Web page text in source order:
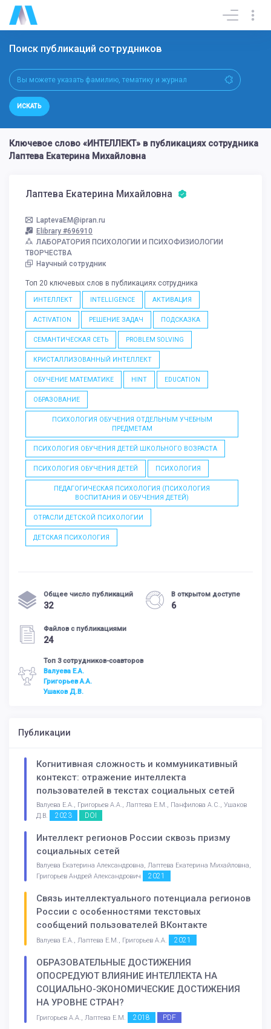
Поиск публикаций сотрудников
ИСКАТЬ
Ключевое слово «ИНТЕЛЛЕКТ» в публикациях сотрудника
Лаптева Екатерина Михайловна
Лаптева Екатерина Михайловна
LaptevaEM@ipran.ru
Elibrary #696910
ЛАБОРАТОРИЯ ПСИХОЛОГИИ И ПСИХОФИЗИОЛОГИИ
ТВОРЧЕСТВА
Научный сотрудник
Топ 20 ключевых слов в публикациях сотрудника
ИНТЕЛЛЕКТ INTELLIGENCE АКТИВАЦИЯ
ACTIVATION РЕШЕНИЕ ЗАДАЧ ПОДСКАЗКА
СЕМАНТИЧЕСКАЯ СЕТЬ PROBLEM SOLVING
КРИСТАЛЛИЗОВАННЫЙ ИНТЕЛЛЕКТ
ОБУЧЕНИЕ МАТЕМАТИКЕ HINT EDUCATION
ОБРАЗОВАНИЕ
ПСИХОЛОГИЯ ОБУЧЕНИЯ ОТДЕЛЬНЫМ УЧЕБНЫМ
ПРЕДМЕТАМ
ПСИХОЛОГИЯ ОБУЧЕНИЯ ДЕТЕЙ ШКОЛЬНОГО ВОЗРАСТА
ПСИХОЛОГИЯ ОБУЧЕНИЯ ДЕТЕЙ ПСИХОЛОГИЯ
ПЕДАГОГИЧЕСКАЯ ПСИХОЛОГИЯ (ПСИХОЛОГИЯ
ВОСПИТАНИЯ И ОБУЧЕНИЯ ДЕТЕЙ)
ОТРАСЛИ ДЕТСКОЙ ПСИХОЛОГИИ
ДЕТСКАЯ ПСИХОЛОГИЯ
Общее число публикаций
32
В открытом доступе
6
Файлов с публикациями
24
Топ 3 сотрудников-соавторов
Валуева Е.А.
Григорьев А.А.
Ушаков Д.В.
Публикации
Когнитивная сложность и коммуникативный
контекст: отражение интеллекта
пользователей в текстах социальных сетей
Валуева Е.А., Григорьев А.А., Лаптева Е.М., Панфилова А.С., Ушаков
Д.В.
2023 DOI
Интеллект регионов России сквозь призму
социальных сетей
Валуева Екатерина Александровна, Лаптева Екатерина Михайловна,
Григорьев Андрей Александрович
2021
Связь интеллектуального потенциала регионов
России с особенностями текстовых
сообщений пользователей ВКонтакте
Валуева Е.А., Лаптева Е.М., Григорьев А.А. 2021
ОБРАЗОВАТЕЛЬНЫЕ ДОСТИЖЕНИЯ
ОПОСРЕДУЮТ ВЛИЯНИЕ ИНТЕЛЛЕКТА НА
СОЦИАЛЬНО-ЭКОНОМИЧЕСКИЕ ДОСТИЖЕНИЯ
НА УРОВНЕ СТРАН?
Григорьев А.А., Лаптева Е.М. 2018 PDF